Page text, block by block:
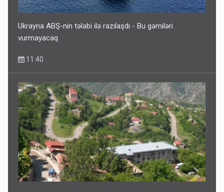
satışından böyük narazılıq
Geri çağırılan səfir Abel Məhərrəmovun oğludur - DOSYE
7 Avqust 14:07
Ukrayna ABŞ-nin tələbi ilə razılaşdı - Bu gəmiləri
vurmayacaq
11:40